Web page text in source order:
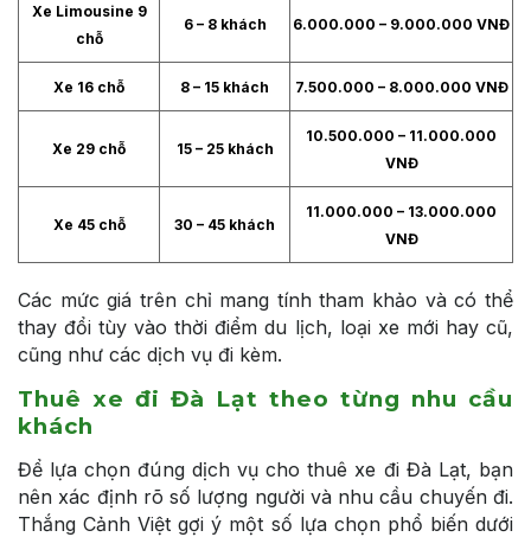
Xe Limousine 9
chỗ
6 – 8 khách 6.000.000 – 9.000.000 VNĐ
Xe 16 chỗ 8 – 15 khách 7.500.000 – 8.000.000 VNĐ
Xe 29 chỗ 15 – 25 khách
10.500.000 – 11.000.000
VNĐ
Xe 45 chỗ 30 – 45 khách
11.000.000 – 13.000.000
VNĐ
Các mức giá trên chỉ mang tính tham khảo và có thể
thay đổi tùy vào thời điểm du lịch, loại xe mới hay cũ,
cũng như các dịch vụ đi kèm.
Thuê xe đi Đà Lạt theo từng nhu cầu
khách
Để lựa chọn đúng dịch vụ cho thuê xe đi Đà Lạt, bạn
nên xác định rõ số lượng người và nhu cầu chuyến đi.
Thắng Cảnh Việt gợi ý một số lựa chọn phổ biến dưới